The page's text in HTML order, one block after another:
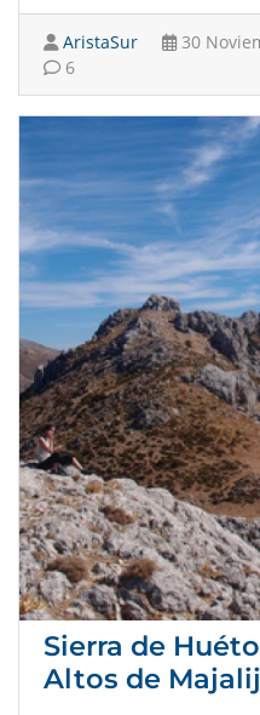
AristaSur 30
6
Sierra de
Altos de